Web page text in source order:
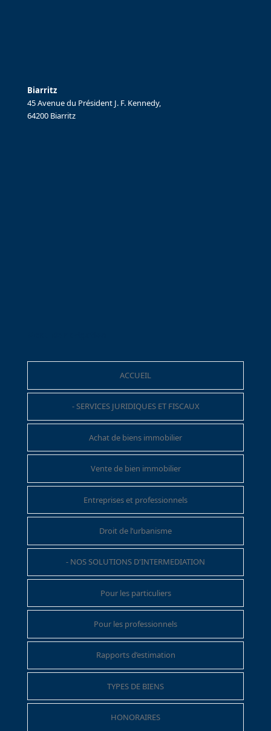
Biarritz
45 Avenue du Président J. F. Kennedy,
64200 Biarritz
ACCUEIL
- SERVICES JURIDIQUES ET FISCAUX
Achat de biens immobilier
Vente de bien immobilier
Entreprises et professionnels
Droit de l’urbanisme
- NOS SOLUTIONS D'INTERMEDIATION
Pour les particuliers
Pour les professionnels
Rapports d’estimation
TYPES DE BIENS
HONORAIRES